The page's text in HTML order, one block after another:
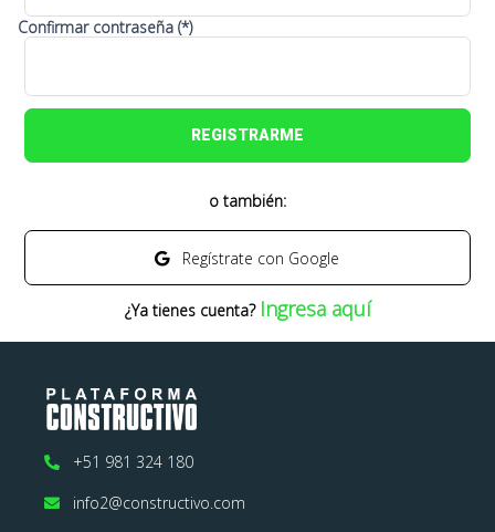
Confirmar contraseña (*)
REGISTRARME
o también:
Regístrate con Google
¿Ya tienes cuenta? Ingresa aquí
+51 981 324 180
info2@constructivo.com